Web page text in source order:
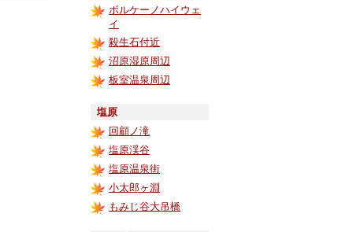
ボルケーノハイウェ
イ
殺生石付近
沼原湿原周辺
板室温泉周辺
塩原
回顧ノ滝
塩原渓谷
塩原温泉街
小太郎ヶ淵
もみじ谷大吊橋